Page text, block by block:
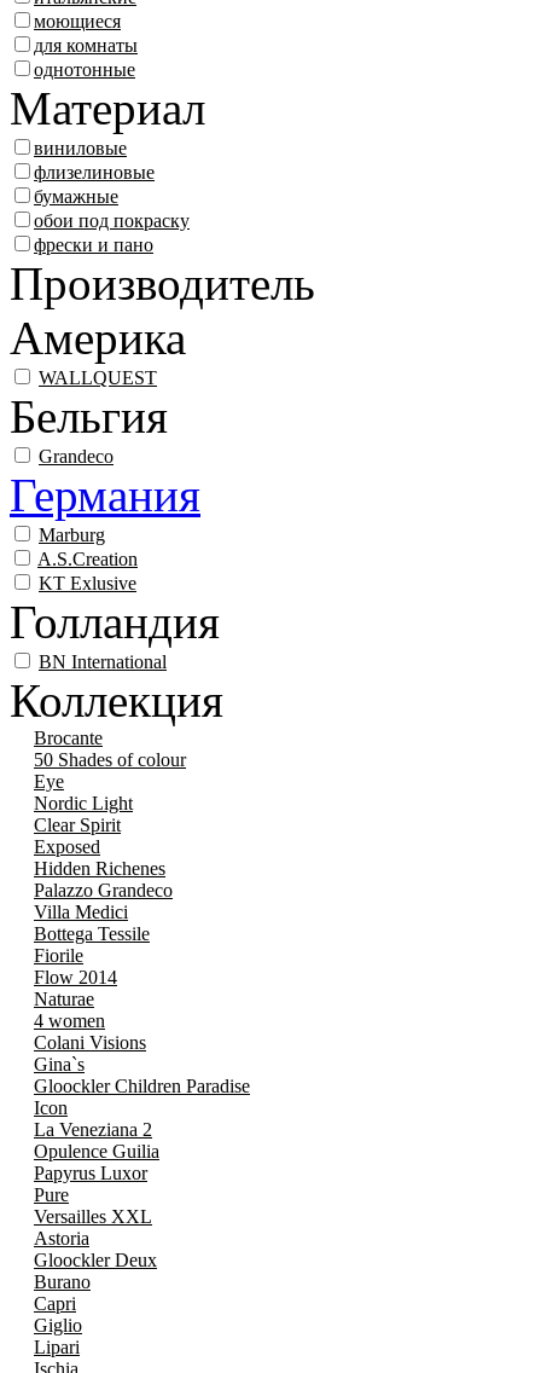
моющиеся
для комнаты
однотонные
Материал
виниловые
флизелиновые
бумажные
обои под покраску
фрески и пано
Производитель
Америка
WALLQUEST
Бельгия
Grandeco
Германия
Marburg
A.S.Creation
KT Exlusive
Голландия
BN International
Коллекция
Brocante
50 Shades of colour
Eye
Nordic Light
Clear Spirit
Exposed
Hidden Richenes
Palazzo Grandeco
Villa Medici
Bottega Tessile
Fiorile
Flow 2014
Naturae
4 women
Colani Visions
Gina`s
Gloockler Children Paradise
Icon
La Veneziana 2
Opulence Guilia
Papyrus Luxor
Pure
Versailles XXL
Astoria
Gloockler Deux
Burano
Capri
Giglio
Lipari